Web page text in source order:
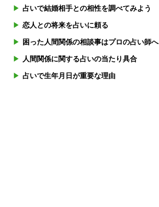
占いで結婚相手との相性を調べてみよう
恋人との将来を占いに頼る
困った人間関係の相談事はプロの占い師へ
人間関係に関する占いの当たり具合
占いで生年月日が重要な理由